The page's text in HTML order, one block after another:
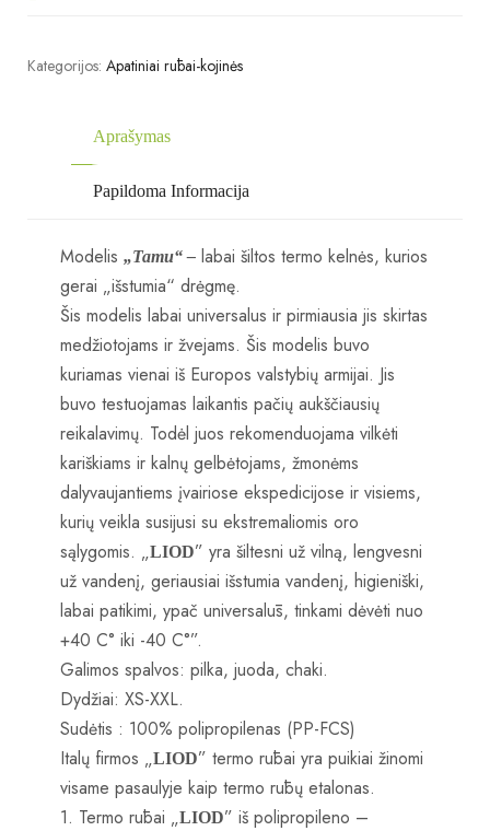
Kategorijos: Apatiniai rūbai-kojinės
Aprašymas
Papildoma Informacija
Modelis „Tamu“ – labai šiltos termo kelnės, kurios
gerai „išstumia“ drėgmę.
Šis modelis labai universalus ir pirmiausia jis skirtas
medžiotojams ir žvejams. Šis modelis buvo
kuriamas vienai iš Europos valstybių armijai. Jis
buvo testuojamas laikantis pačių aukščiausių
reikalavimų. Todėl juos rekomenduojama vilkėti
kariškiams ir kalnų gelbėtojams, žmonėms
dalyvaujantiems įvairiose ekspedicijose ir visiems,
kurių veikla susijusi su ekstremaliomis oro
sąlygomis. „LIOD” yra šiltesni už vilną, lengvesni
už vandenį, geriausiai išstumia vandenį, higieniški,
labai patikimi, ypač universalūs, tinkami dėvėti nuo
+40 C° iki -40 C°”.
Galimos spalvos: pilka, juoda, chaki.
Dydžiai: XS-XXL.
Sudėtis : 100% polipropilenas (PP-FCS)
Italų firmos „LIOD” termo rūbai yra puikiai žinomi
visame pasaulyje kaip termo rūbų etalonas.
1. Termo rūbai „LIOD” iš polipropileno –